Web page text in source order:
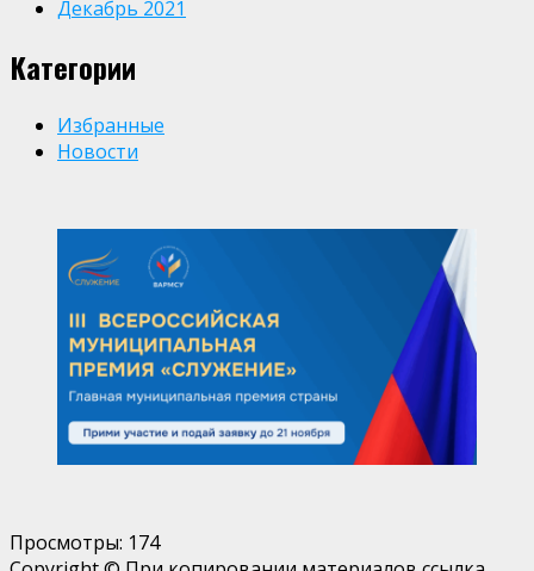
Декабрь 2021
Категории
Избранные
Новости
Просмотры: 174